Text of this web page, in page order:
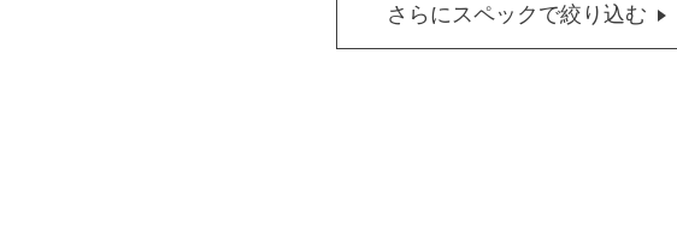
さらにスペックで絞り込む